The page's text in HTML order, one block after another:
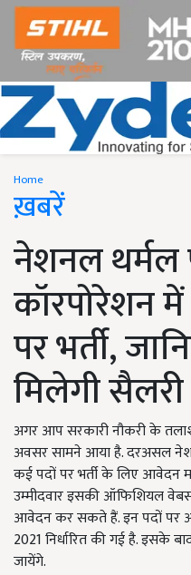
Home
ख़बरें
नेशनल थर्मल
कॉरपोरेशन
पर भर्ती,
मिलेगी सैलरी
अगर आप सरकारी नौकरी के
अवसर सामने आया है. दरअसल
कई पदों पर भर्ती के लिए आवेदन
उम्मीदवार इसकी ऑफिशियल
आवेदन कर सकते हैं. इन पदों पर
2021 निर्धारित की गई है. इसके
जायेंगे.